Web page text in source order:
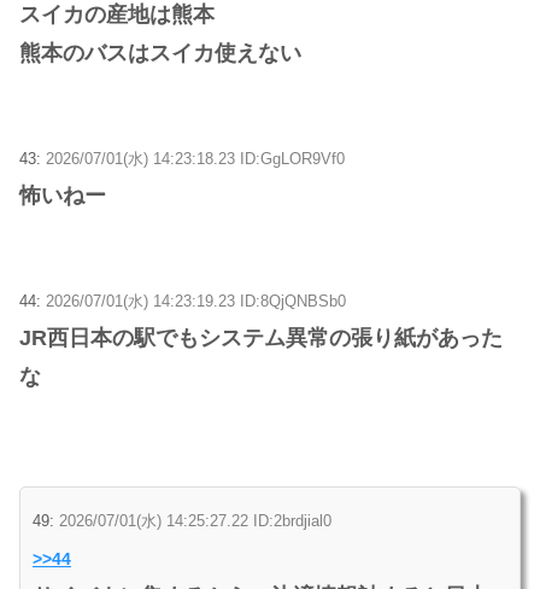
スイカの産地は熊本
熊本のバスはスイカ使えない
43: 2026/07/01(水) 14:23:18.23 ID:GgLOR9Vf0
怖いねー
44: 2026/07/01(水) 14:23:19.23 ID:8QjQNBSb0
JR西日本の駅でもシステム異常の張り紙があった
な
49: 2026/07/01(水) 14:25:27.22 ID:2brdjial0
>>44